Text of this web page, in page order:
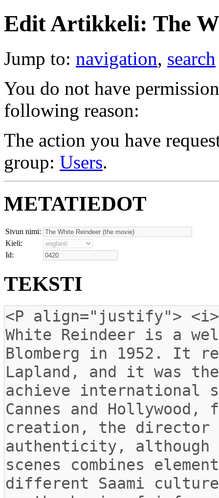
Edit Artikkeli: The
Jump to: navigation, search
You do not have
following reason:
The action you have
group: Users.
METATIEDOT
Sivun nimi:
Kieli:
Id:
TEKSTI